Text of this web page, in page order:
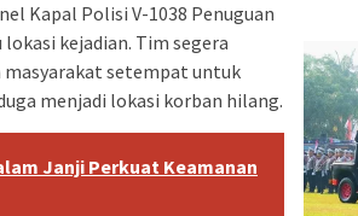
Kapal Polisi V-1038 Penuguan
kejadian. Tim segera
masyarakat setempat untuk
menjadi lokasi korban hilang.
Janji Perkuat Keamanan